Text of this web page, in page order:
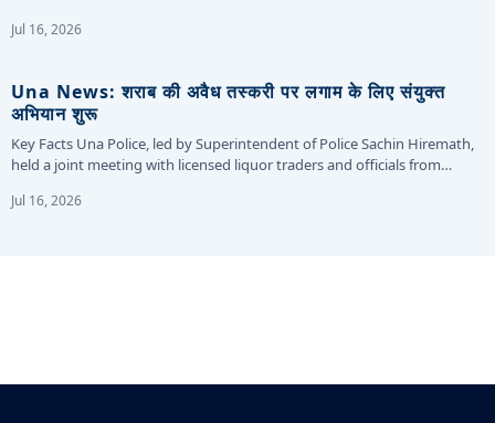
Jul 16, 2026
Una News: शराब की अवैध तस्करी पर लगाम के लिए संयुक्त
अभियान शुरू
Key Facts Una Police, led by Superintendent of Police Sachin Hiremath,
held a joint meeting with licensed liquor traders and officials from…
Jul 16, 2026